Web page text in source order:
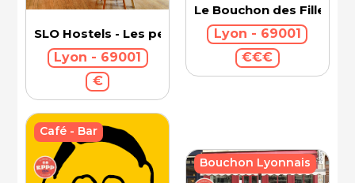
SLO Hostels - Les pentes
Lyon - 69001
€
Le Bouchon des Filles
Lyon - 69001
€€€
Café - Bar
Bouchon Lyonnais